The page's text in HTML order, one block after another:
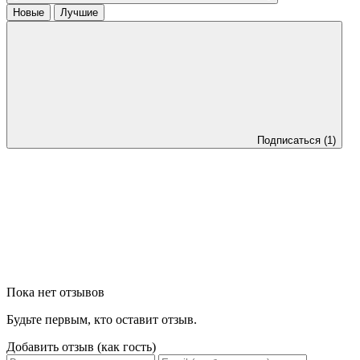
Новые
Лучшие
Подписаться (1)
Пока нет отзывов
Будьте первым, кто оставит отзыв.
Добавить отзыв (как гость)